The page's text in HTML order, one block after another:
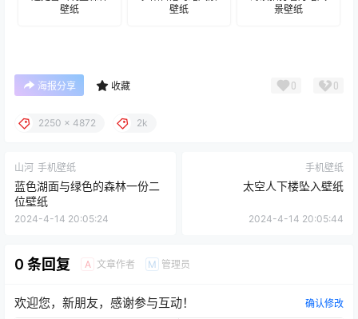
壁纸
壁纸
景壁纸
海报分享 收藏 0 0
2250 x 4872 2k
山河 手机壁纸
蓝色湖面与绿色的森林一份二
位壁纸
2024-4-14 20:05:24
手机壁纸
太空人下楼坠入壁纸
2024-4-14 20:05:44
0 条回复 A 文章作者 M 管理员
欢迎您，新朋友，感谢参与互动！ 确认修改